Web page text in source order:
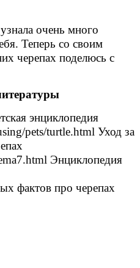
очень много
Теперь со своим
черепах поделюсь с
энциклопедия
pets/turtle.html Уход за
Энциклопедия
фактов про черепах